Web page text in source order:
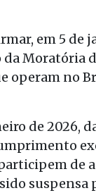
em 5 de
Moratória
operam no
de 2026,
de